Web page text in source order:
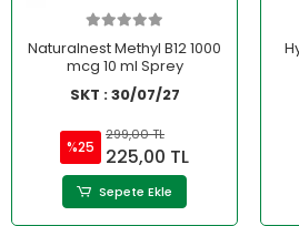
Naturalnest Methyl B12 1000
mcg 10 ml Sprey
SKT : 30/07/27
%25
299,00 TL
225,00 TL
Sepete Ekle